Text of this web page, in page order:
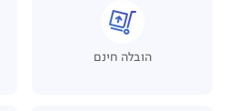
הובלה חינם